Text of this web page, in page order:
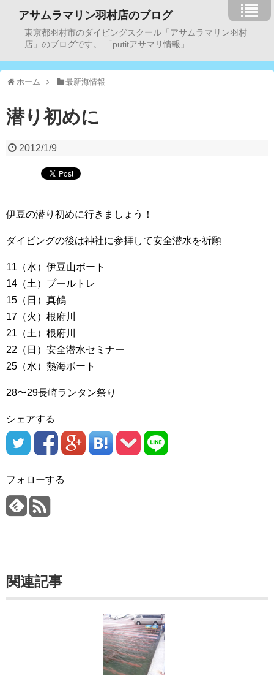
アサムラマリン羽村店のブログ
東京都羽村市のダイビングスクール「アサムラマリン羽村
店」のブログです。 「putitアサマリ情報」
ホーム 最新海情報
潜り初めに
2012/1/9
伊豆の潜り初めに行きましょう！
ダイビングの後は神社に参拝して安全潜水を祈願
11（水）伊豆山ボート
14（土）プールトレ
15（日）真鶴
17（火）根府川
21（土）根府川
22（日）安全潜水セミナー
25（水）熱海ボート
28〜29長崎ランタン祭り
シェアする
フォローする
関連記事